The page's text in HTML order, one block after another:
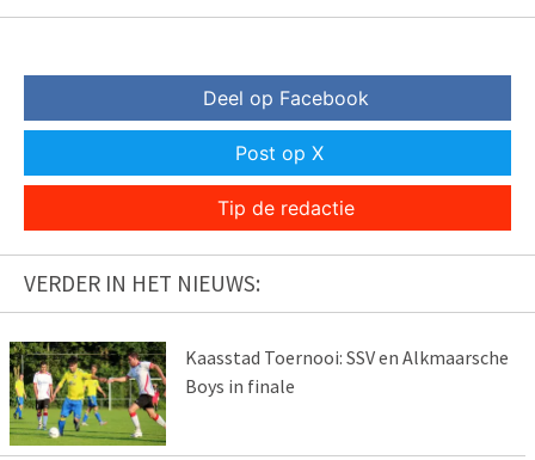
Deel op Facebook
Post op X
Tip de redactie
VERDER IN HET NIEUWS:
Kaasstad Toernooi: SSV en Alkmaarsche
Boys in finale